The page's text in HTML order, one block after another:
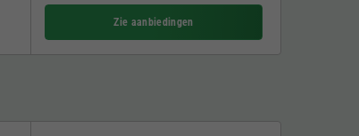
Zie aanbiedingen